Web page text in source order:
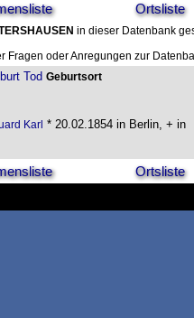
Ortsliste
in dieser Datenbank
Fragen oder Anregungen zur
Tod Geburtsort
Karl * 20.02.1854 in Berlin, + in
Ortsliste